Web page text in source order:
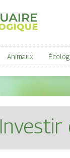
Animaux
Investir